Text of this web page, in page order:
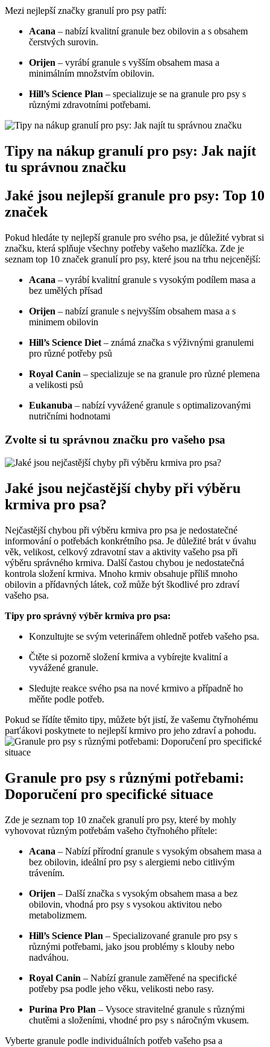
Mezi nejlepší značky granulí pro psy patří:
Acana – nabízí kvalitní granule bez obilovin a s obsahem
čerstvých surovin.
Orijen – vyrábí granule s vyšším obsahem masa a
minimálním množstvím obilovin.
Hill’s Science Plan – specializuje se na granule pro psy s
různými zdravotními potřebami.
Tipy na nákup granulí pro psy: Jak najít
tu správnou značku
Jaké jsou nejlepší granule pro psy: Top 10
značek
Pokud hledáte ty nejlepší granule pro svého psa, je důležité vybrat si
značku, která splňuje všechny potřeby vašeho mazlíčka. Zde je
seznam top 10 značek granulí pro psy, které jsou na trhu nejcenější:
Acana – vyrábí kvalitní granule s vysokým podílem masa a
bez umělých přísad
Orijen – nabízí granule s nejvyšším obsahem masa a s
minimem obilovin
Hill’s Science Diet – známá značka s výživnými granulemi
pro různé potřeby psů
Royal Canin – specializuje se na granule pro různé plemena
a velikosti psů
Eukanuba – nabízí vyvážené granule s optimalizovanými
nutričními hodnotami
Zvolte si tu správnou značku pro vašeho psa
Jaké jsou nejčastější chyby při výběru
krmiva pro psa?
Nejčastější chybou při výběru krmiva pro psa je nedostatečné
informování o potřebách konkrétního psa. Je důležité brát v úvahu
věk, velikost, celkový zdravotní stav a aktivity vašeho psa při
výběru správného krmiva. Další častou chybou je nedostatečná
kontrola složení krmiva. Mnoho krmiv obsahuje příliš mnoho
obilovin a přídavných látek, což může být škodlivé pro zdraví
vašeho psa.
Tipy pro správný výběr krmiva pro psa:
Konzultujte se svým veterinářem ohledně potřeb vašeho psa.
Čtěte si pozorně složení krmiva a vybírejte kvalitní a
vyvážené granule.
Sledujte reakce svého psa na nové krmivo a případně ho
měňte podle potřeb.
Pokud se řídíte těmito tipy, můžete být jistí, že vašemu čtyřnohému
parťákovi poskytnete to nejlepší krmivo pro jeho zdraví a pohodu.
Granule pro psy s různými potřebami:
Doporučení pro specifické situace
Zde je seznam top 10 značek granulí pro psy, které by mohly
vyhovovat různým potřebám vašeho čtyřnohého přítele:
Acana – Nabízí přírodní granule s vysokým obsahem masa a
bez obilovin, ideální pro psy s alergiemi nebo citlivým
trávením.
Orijen – Další značka s vysokým obsahem masa a bez
obilovin, vhodná pro psy s vysokou aktivitou nebo
metabolizmem.
Hill’s Science Plan – Specializované granule pro psy s
různými potřebami, jako jsou problémy s klouby nebo
nadváhou.
Royal Canin – Nabízí granule zaměřené na specifické
potřeby psa podle jeho věku, velikosti nebo rasy.
Purina Pro Plan – Vysoce stravitelné granule s různými
chutěmi a složeními, vhodné pro psy s náročným vkusem.
Vyberte granule podle individuálních potřeb vašeho psa a